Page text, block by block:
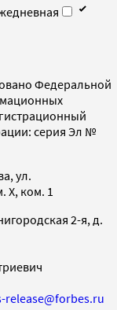
Федеральной
серия Эл №
ул.
X, ком. 1
2-я, д.
release@forbes.ru